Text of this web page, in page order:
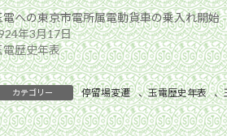
電への東京市電所属電動貨車の乗入れ開始
年3月17日
電歴史年表
カテゴリー 停留場変遷 、玉電歴史年表 、